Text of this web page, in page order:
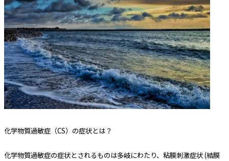
化学物質過敏症（CS）の症状とは？
化学物質過敏症の症状とされるものは多岐にわたり、粘膜刺激症状 (結膜